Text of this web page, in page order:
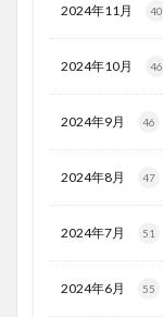
2024年11月 40
2024年10月 46
2024年9月 46
2024年8月 47
2024年7月 51
2024年6月 55